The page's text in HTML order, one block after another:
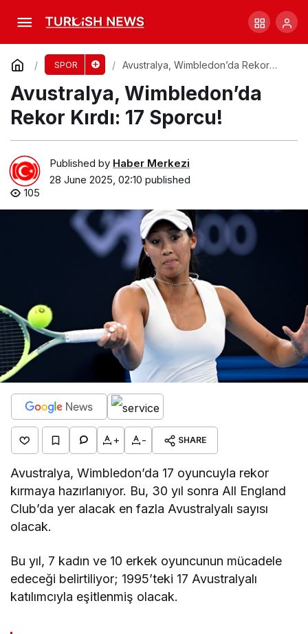
SPOR
Avustralya, Wimbledon’da Rekor
Avustralya, Wimbledon’da
Rekor Kırdı: 17 Sporcu!
Published by Haber Merkezi
28 June 2025, 02:10 published
105
+ - SHARE
Avustralya, Wimbledon’da 17 oyuncuyla rekor
kırmaya hazırlanıyor. Bu, 30 yıl sonra All England
Club’da yer alacak en fazla Avustralyalı sayısı
olacak.
Bu yıl, 7 kadın ve 10 erkek oyuncunun mücadele
edeceği belirtiliyor; 1995’teki 17 Avustralyalı
katılımcıyla eşitlenmiş olacak.
SCG Zemininde Tehlike: Oyuncular Kayıyor!
Comment